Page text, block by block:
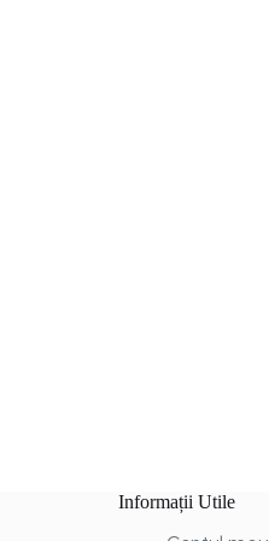
Informații Utile